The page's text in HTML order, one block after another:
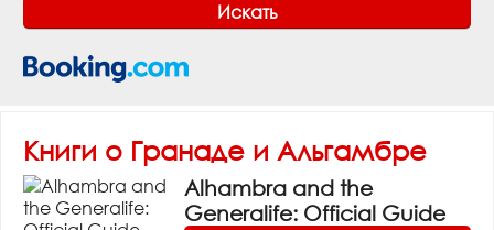
Книги о Гранаде и Альгамбре
Alhambra and the
Generalife: Official Guide